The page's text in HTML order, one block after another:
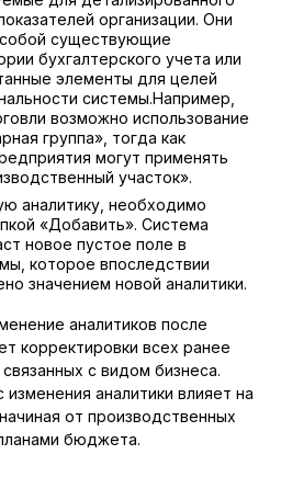
организации. Они
существующие
бухгалтерского учета или
элементы для целей
системы.Например,
возможно использование
группа», тогда как
могут применять
участок».
аналитику, необходимо
«Добавить». Система
новое пустое поле в
которое впоследствии
значением новой аналитики.
аналитиков после
корректировки всех ранее
с видом бизнеса.
аналитики влияет на
от производственных
бюджета.